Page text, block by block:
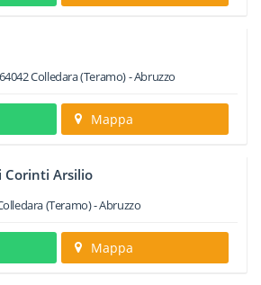
64042Colledara(Teramo) -Abruzzo
Mappa
Corinti Arsilio
(Teramo) -Abruzzo
Mappa